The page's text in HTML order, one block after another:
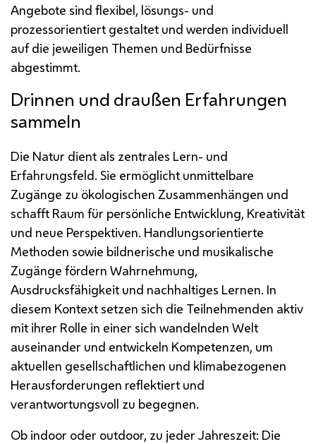
Angebote sind flexibel, lösungs- und
prozessorientiert gestaltet und werden individuell
auf die jeweiligen Themen und Bedürfnisse
abgestimmt.
Drinnen und draußen Erfahrungen
sammeln
Die Natur dient als zentrales Lern- und
Erfahrungsfeld. Sie ermöglicht unmittelbare
Zugänge zu ökologischen Zusammenhängen und
schafft Raum für persönliche Entwicklung, Kreativität
und neue Perspektiven. Handlungsorientierte
Methoden sowie bildnerische und musikalische
Zugänge fördern Wahrnehmung,
Ausdrucksfähigkeit und nachhaltiges Lernen. In
diesem Kontext setzen sich die Teilnehmenden aktiv
mit ihrer Rolle in einer sich wandelnden Welt
auseinander und entwickeln Kompetenzen, um
aktuellen gesellschaftlichen und klimabezogenen
Herausforderungen reflektiert und
verantwortungsvoll zu begegnen.
Ob indoor oder outdoor, zu jeder Jahreszeit: Die